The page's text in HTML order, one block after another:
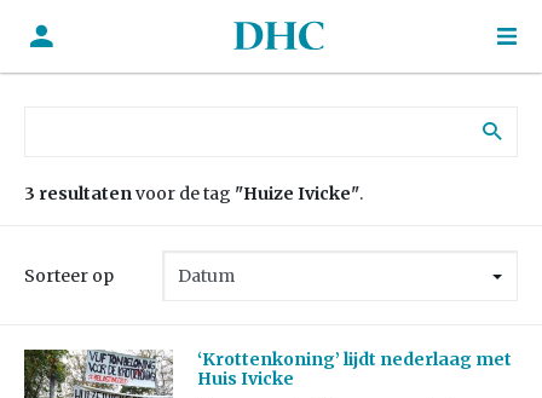
3 resultatenvoor de tag "Huize Ivicke".
Sorteer op
‘Krottenkoning’ lijdt nederlaag met
Huis Ivicke